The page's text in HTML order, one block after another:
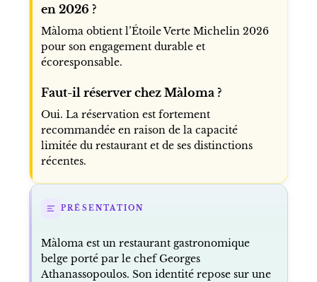
en 2026 ?
Màloma obtient l’Étoile Verte Michelin 2026
pour son engagement durable et
écoresponsable.
Faut-il réserver chez Màloma ?
Oui. La réservation est fortement
recommandée en raison de la capacité
limitée du restaurant et de ses distinctions
récentes.
PRÉSENTATION
Màloma est un restaurant gastronomique
belge porté par le chef Georges
Athanassopoulos. Son identité repose sur une